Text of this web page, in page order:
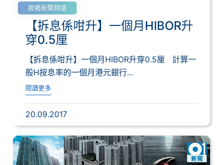
按揭新聞頻道
【拆息係咁升】一個月HIBOR升
穿0.5厘
【拆息係咁升】一個月HIBOR升穿0.5厘 計算一
般H按息率的一個月港元銀行...
閱讀更多
20.09.2017